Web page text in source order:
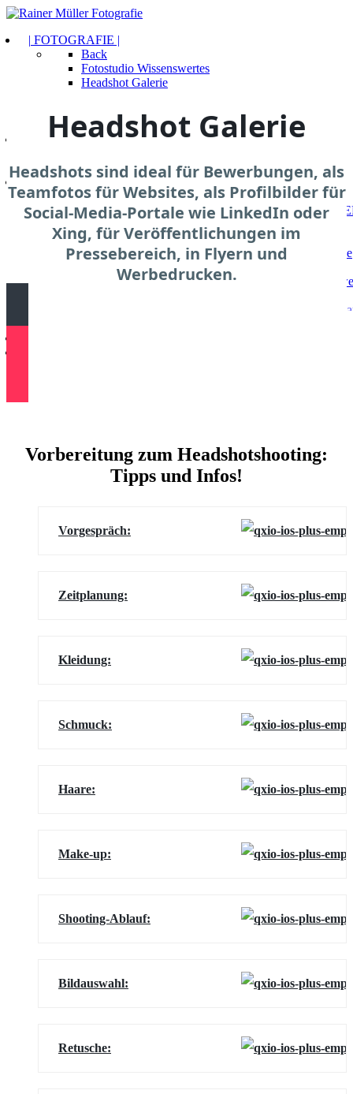
| FOTOGRAFIE |
Back
Fotostudio Wissenswertes
Headshot Galerie
Bewerbungsfotos Classic
| IRIS FOTOGRAFIE |
PREISLISTE
| PASSBILDER & FOTOSERVICE |
Back
Terminvereinbarung!
Gutscheine kaufen
Über unseren Fotoservice
Bilderrahmen online
Headshot Galerie
Headshots sind ideal für Bewerbungen, als
Teamfotos für Websites, als Profilbilder für
Social-Media-Portale wie LinkedIn oder
Xing, für Veröffentlichungen im
Pressebereich, in Flyern und
Werbedrucken.
Vorbereitung zum Headshotshooting:
Tipps und Infos!
Vorgespräch:
Zeitplanung:
Kleidung:
Schmuck:
Haare:
Make-up:
Shooting-Ablauf:
Bildauswahl:
Retusche: